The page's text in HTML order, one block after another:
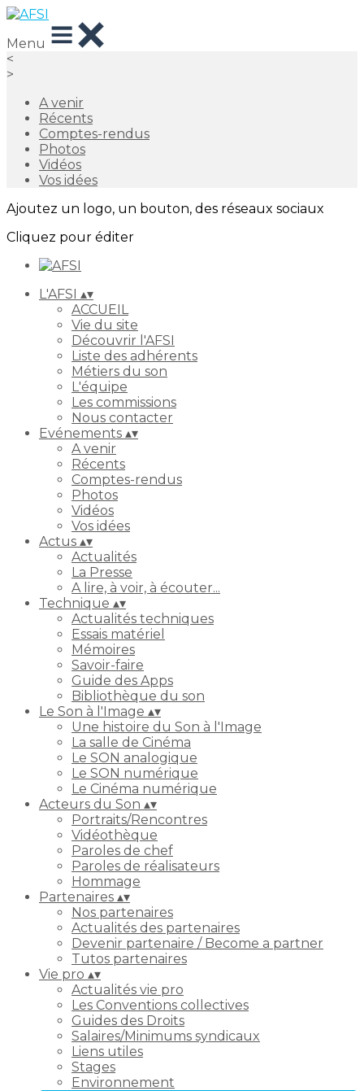
Menu
<
>
A venir
Récents
Comptes-rendus
Photos
Vidéos
Vos idées
Ajoutez un logo, un bouton, des réseaux sociaux
Cliquez pour éditer
L'AFSI ▴▾
ACCUEIL
Vie du site
Découvrir l'AFSI
Liste des adhérents
Métiers du son
L'équipe
Les commissions
Nous contacter
Evénements ▴▾
A venir
Récents
Comptes-rendus
Photos
Vidéos
Vos idées
Actus ▴▾
Actualités
La Presse
A lire, à voir, à écouter...
Technique ▴▾
Actualités techniques
Essais matériel
Mémoires
Savoir-faire
Guide des Apps
Bibliothèque du son
Le Son à l'Image ▴▾
Une histoire du Son à l'Image
La salle de Cinéma
Le SON analogique
Le SON numérique
Le Cinéma numérique
Acteurs du Son ▴▾
Portraits/Rencontres
Vidéothèque
Paroles de chef
Paroles de réalisateurs
Hommage
Partenaires ▴▾
Nos partenaires
Actualités des partenaires
Devenir partenaire / Become a partner
Tutos partenaires
Vie pro ▴▾
Actualités vie pro
Les Conventions collectives
Guides des Droits
Salaires/Minimums syndicaux
Liens utiles
Stages
Environnement